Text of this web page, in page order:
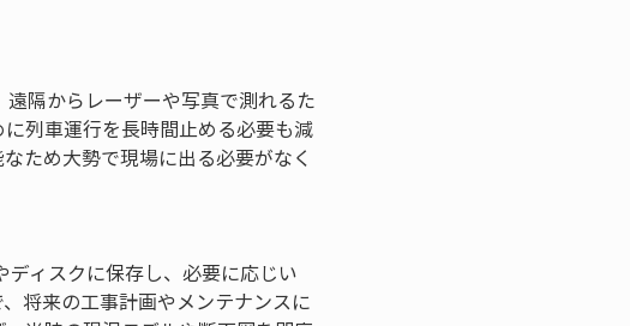
隔からレーザーや写真で測れるた
列車運行を長時間止める必要も減
ため大勢で現場に出る必要がなく
ィスクに保存し、必要に応じい
将来の工事計画やメンテナンスに